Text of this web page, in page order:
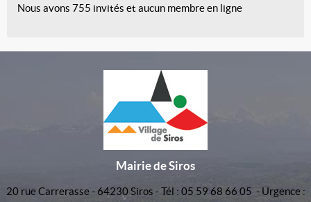
Nous avons 755 invités et aucun membre en ligne
Mairie de Siros
20 rue Carrerasse - 64230 Siros - Tél : 05 59 68 66 05 - Urgence :